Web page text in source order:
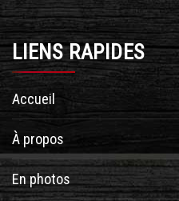
LIENS RAPIDES
Accueil
À propos
En photos